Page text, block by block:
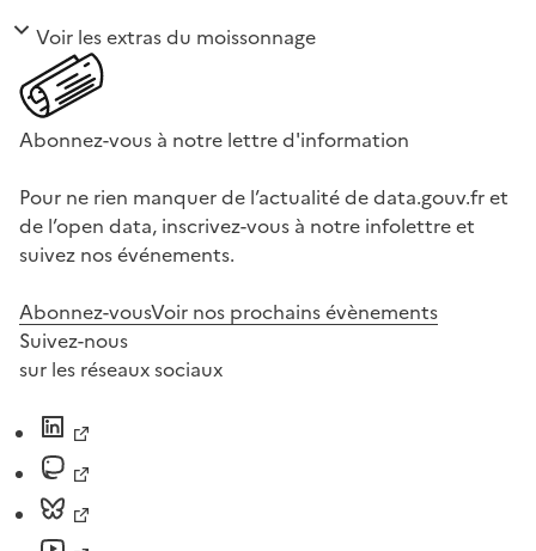
Voir les extras du moissonnage
Abonnez-vous à notre lettre d'information
Pour ne rien manquer de l’actualité de data.gouv.fr et
de l’open data, inscrivez-vous à notre infolettre et
suivez nos événements.
Abonnez-vousVoir nos prochains évènements
Suivez-nous
sur les réseaux sociaux